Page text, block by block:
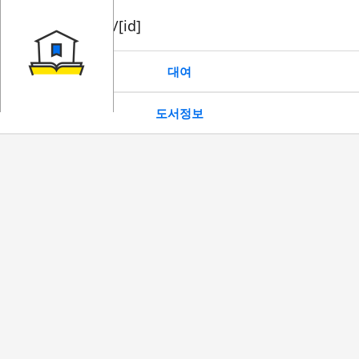
book/rent/[id]
대여
도서정보